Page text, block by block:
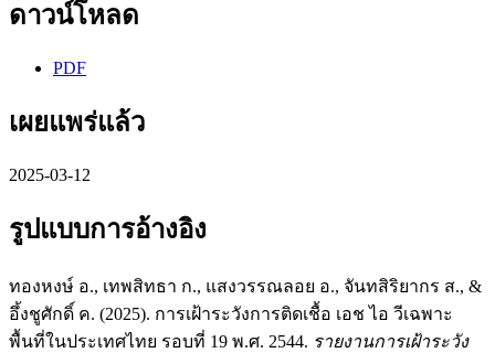
ดาวน์โหลด
PDF
เผยแพร่แล้ว
2025-03-12
รูปแบบการอ้างอิง
ทองหงษ์ อ., เทพสิทธา ก., แสงวรรณลอย อ., จันทสิริยากร ส., &
อึ้งชูศักดิ์ ค. (2025). การเฝ้าระวังการติดเชื้อ เอช ไอ วีเฉพาะ
พื้นที่ในประเทศไทย รอบที่ 19 พ.ศ. 2544. รายงานการเฝ้าระวัง